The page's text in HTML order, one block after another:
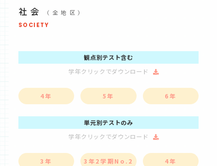
社会 (全地区)
SOCIETY
観点別テスト含む
学年クリックでダウンロード
4年 5年 6年
単元別テストのみ
学年クリックでダウンロード
3年 3年2学期No.2 4年